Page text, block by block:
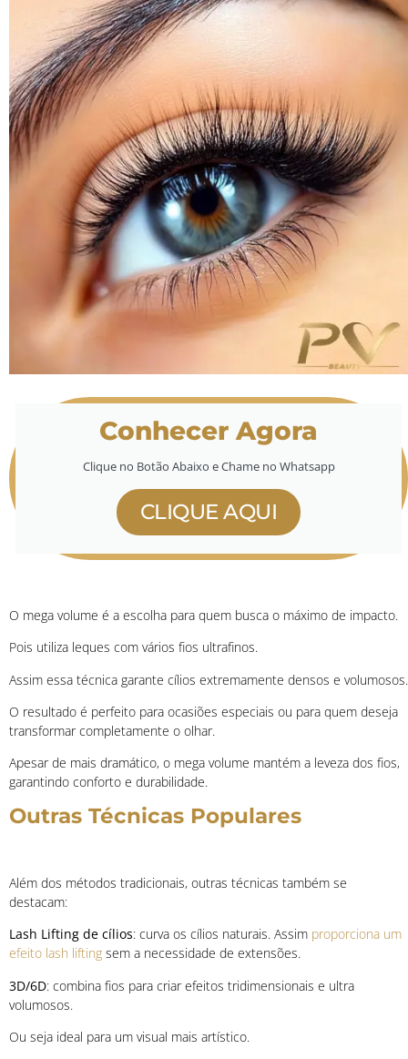
Conhecer Agora
Clique no Botão Abaixo e Chame no Whatsapp
CLIQUE AQUI
O mega volume é a escolha para quem busca o máximo de impacto.
Pois utiliza leques com vários fios ultrafinos.
Assim essa técnica garante cílios extremamente densos e volumosos.
O resultado é perfeito para ocasiões especiais ou para quem deseja
transformar completamente o olhar.
Apesar de mais dramático, o mega volume mantém a leveza dos fios,
garantindo conforto e durabilidade.
Outras Técnicas Populares
Além dos métodos tradicionais, outras técnicas também se
destacam:
Lash Lifting de cílios: curva os cílios naturais. Assim proporciona um
efeito lash lifting sem a necessidade de extensões.
3D/6D: combina fios para criar efeitos tridimensionais e ultra
volumosos.
Ou seja ideal para um visual mais artístico.